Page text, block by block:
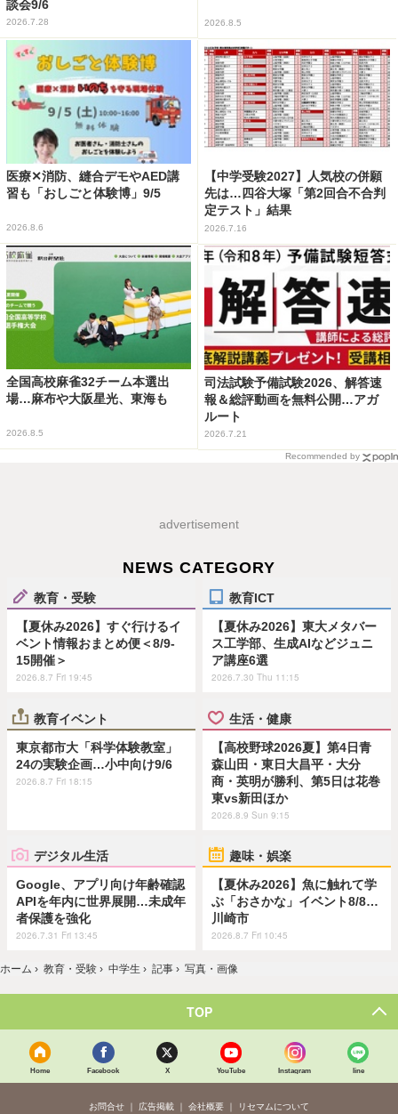
談会9/6
2026.7.28 2026.8.5
医療✕消防、縫合デモやAED講
習も「おしごと体験博」9/5
2026.8.6
【中学受験2027】人気校の併願
先は…四谷大塚「第2回合不合判
定テスト」結果
2026.7.16
全国高校麻雀32チーム本選出
場…麻布や大阪星光、東海も
2026.8.5
司法試験予備試験2026、解答速
報＆総評動画を無料公開…アガ
ルート
2026.7.21
Recommended by
advertisement
NEWS CATEGORY
教育・受験
【夏休み2026】すぐ行けるイ
ベント情報おまとめ便＜8/9-
15開催＞
2026.8.7 Fri 19:45
教育ICT
【夏休み2026】東大メタバー
ス工学部、生成AIなどジュニ
ア講座6選
2026.7.30 Thu 11:15
教育イベント
東京都市大「科学体験教室」
24の実験企画…小中向け9/6
2026.8.7 Fri 18:15
生活・健康
【高校野球2026夏】第4日青
森山田・東日大昌平・大分
商・英明が勝利、第5日は花巻
東vs新田ほか
2026.8.9 Sun 9:15
デジタル生活
Google、アプリ向け年齢確認
APIを年内に世界展開…未成年
者保護を強化
2026.7.31 Fri 13:45
趣味・娯楽
【夏休み2026】魚に触れて学
ぶ「おさかな」イベント8/8…
川崎市
2026.8.7 Fri 10:45
ホーム › 教育・受験 › 中学生 › 記事 › 写真・画像
TOP
Home Facebook X YouTube Instagram line
お問合せ 広告掲載 会社概要 リセマムについて